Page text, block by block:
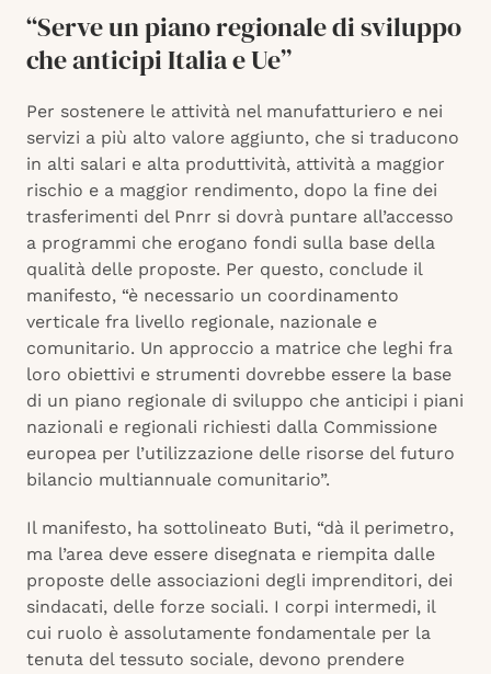
“Serve un piano regionale di sviluppo
che anticipi Italia e Ue”
Per sostenere le attività nel manufatturiero e nei
servizi a più alto valore aggiunto, che si traducono
in alti salari e alta produttività, attività a maggior
rischio e a maggior rendimento, dopo la fine dei
trasferimenti del Pnrr si dovrà puntare all’accesso
a programmi che erogano fondi sulla base della
qualità delle proposte. Per questo, conclude il
manifesto, “è necessario un coordinamento
verticale fra livello regionale, nazionale e
comunitario. Un approccio a matrice che leghi fra
loro obiettivi e strumenti dovrebbe essere la base
di un piano regionale di sviluppo che anticipi i piani
nazionali e regionali richiesti dalla Commissione
europea per l’utilizzazione delle risorse del futuro
bilancio multiannuale comunitario”.
Il manifesto, ha sottolineato Buti, “dà il perimetro,
ma l’area deve essere disegnata e riempita dalle
proposte delle associazioni degli imprenditori, dei
sindacati, delle forze sociali. I corpi intermedi, il
cui ruolo è assolutamente fondamentale per la
tenuta del tessuto sociale, devono prendere